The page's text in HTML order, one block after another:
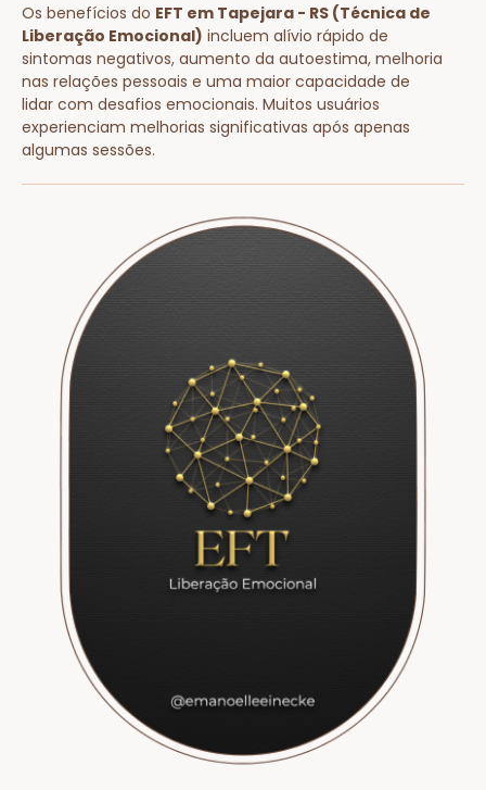
Os benefícios do EFT em Tapejara - RS (Técnica de
Liberação Emocional) incluem alívio rápido de
sintomas negativos, aumento da autoestima, melhoria
nas relações pessoais e uma maior capacidade de
lidar com desafios emocionais. Muitos usuários
experienciam melhorias significativas após apenas
algumas sessões.